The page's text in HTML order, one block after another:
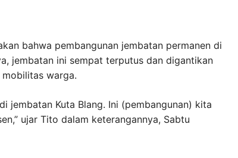
bahwa pembangunan jembatan permanen di
jembatan ini sempat terputus dan digantikan
warga.
jembatan Kuta Blang. Ini (pembangunan) kita
ujar Tito dalam keterangannya, Sabtu